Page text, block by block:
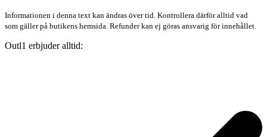
Informationen i denna text kan ändras över tid. Kontrollera därför alltid vad
som gäller på butikens hemsida. Refunder kan ej göras ansvarig för innehållet.
Outl1 erbjuder alltid: